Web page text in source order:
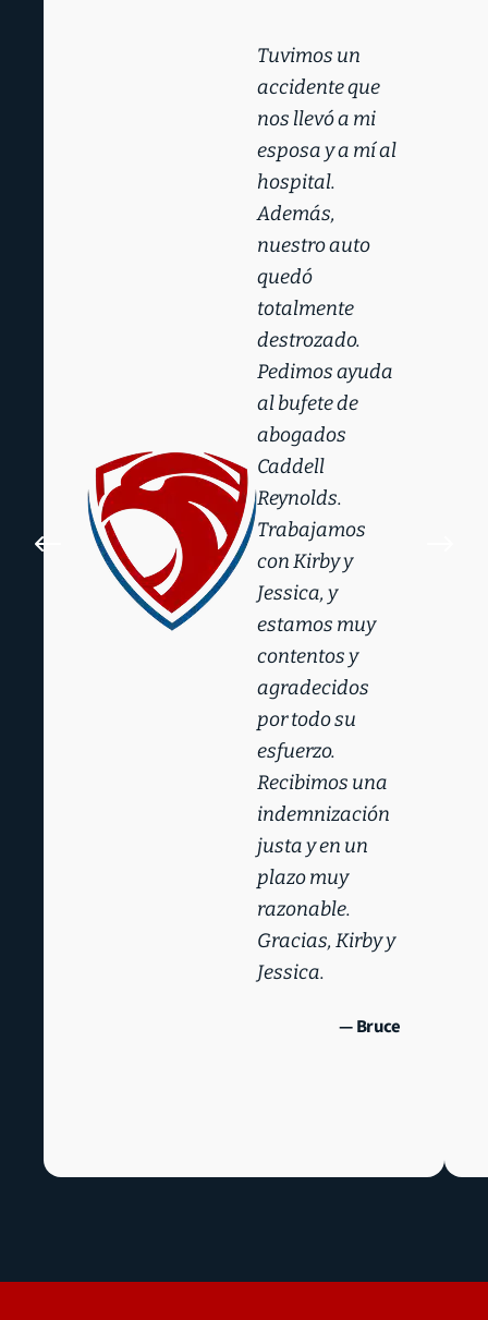
— Bruce
Tuvimos un
accidente que
nos llevó a mi
esposa y a mí al
hospital.
Además,
nuestro auto
quedó
totalmente
destrozado.
Pedimos ayuda
al bufete de
abogados
Caddell
Reynolds.
Trabajamos
con Kirby y
Jessica, y
estamos muy
contentos y
agradecidos
por todo su
esfuerzo.
Recibimos una
indemnización
justa y en un
plazo muy
razonable.
Gracias, Kirby y
Jessica.
#